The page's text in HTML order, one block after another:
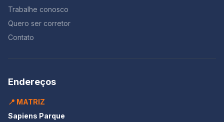
Trabalhe conosco
Quero ser corretor
Contato
Endereços
📍 MATRIZ
Sapiens Parque